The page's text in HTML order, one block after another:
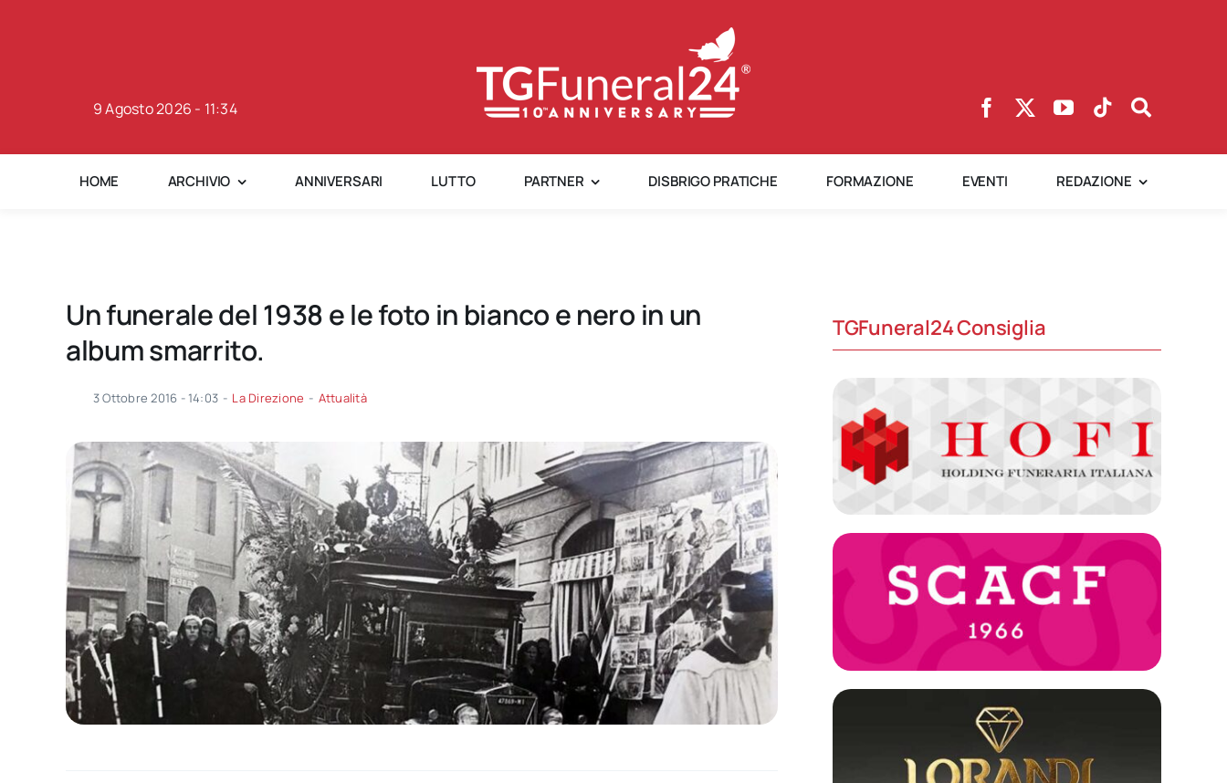
9 Agosto 2026 - 11:34
HOME ARCHIVIO ANNIVERSARI LUTTO PARTNER DISBRIGO PRATICHE FORMAZIONE EVENTI REDAZIONE
Un funerale del 1938 e le foto in bianco e nero in un
album smarrito.
3 Ottobre 2016 - 14:03 - La Direzione - Attualità
TGFuneral24 Consiglia